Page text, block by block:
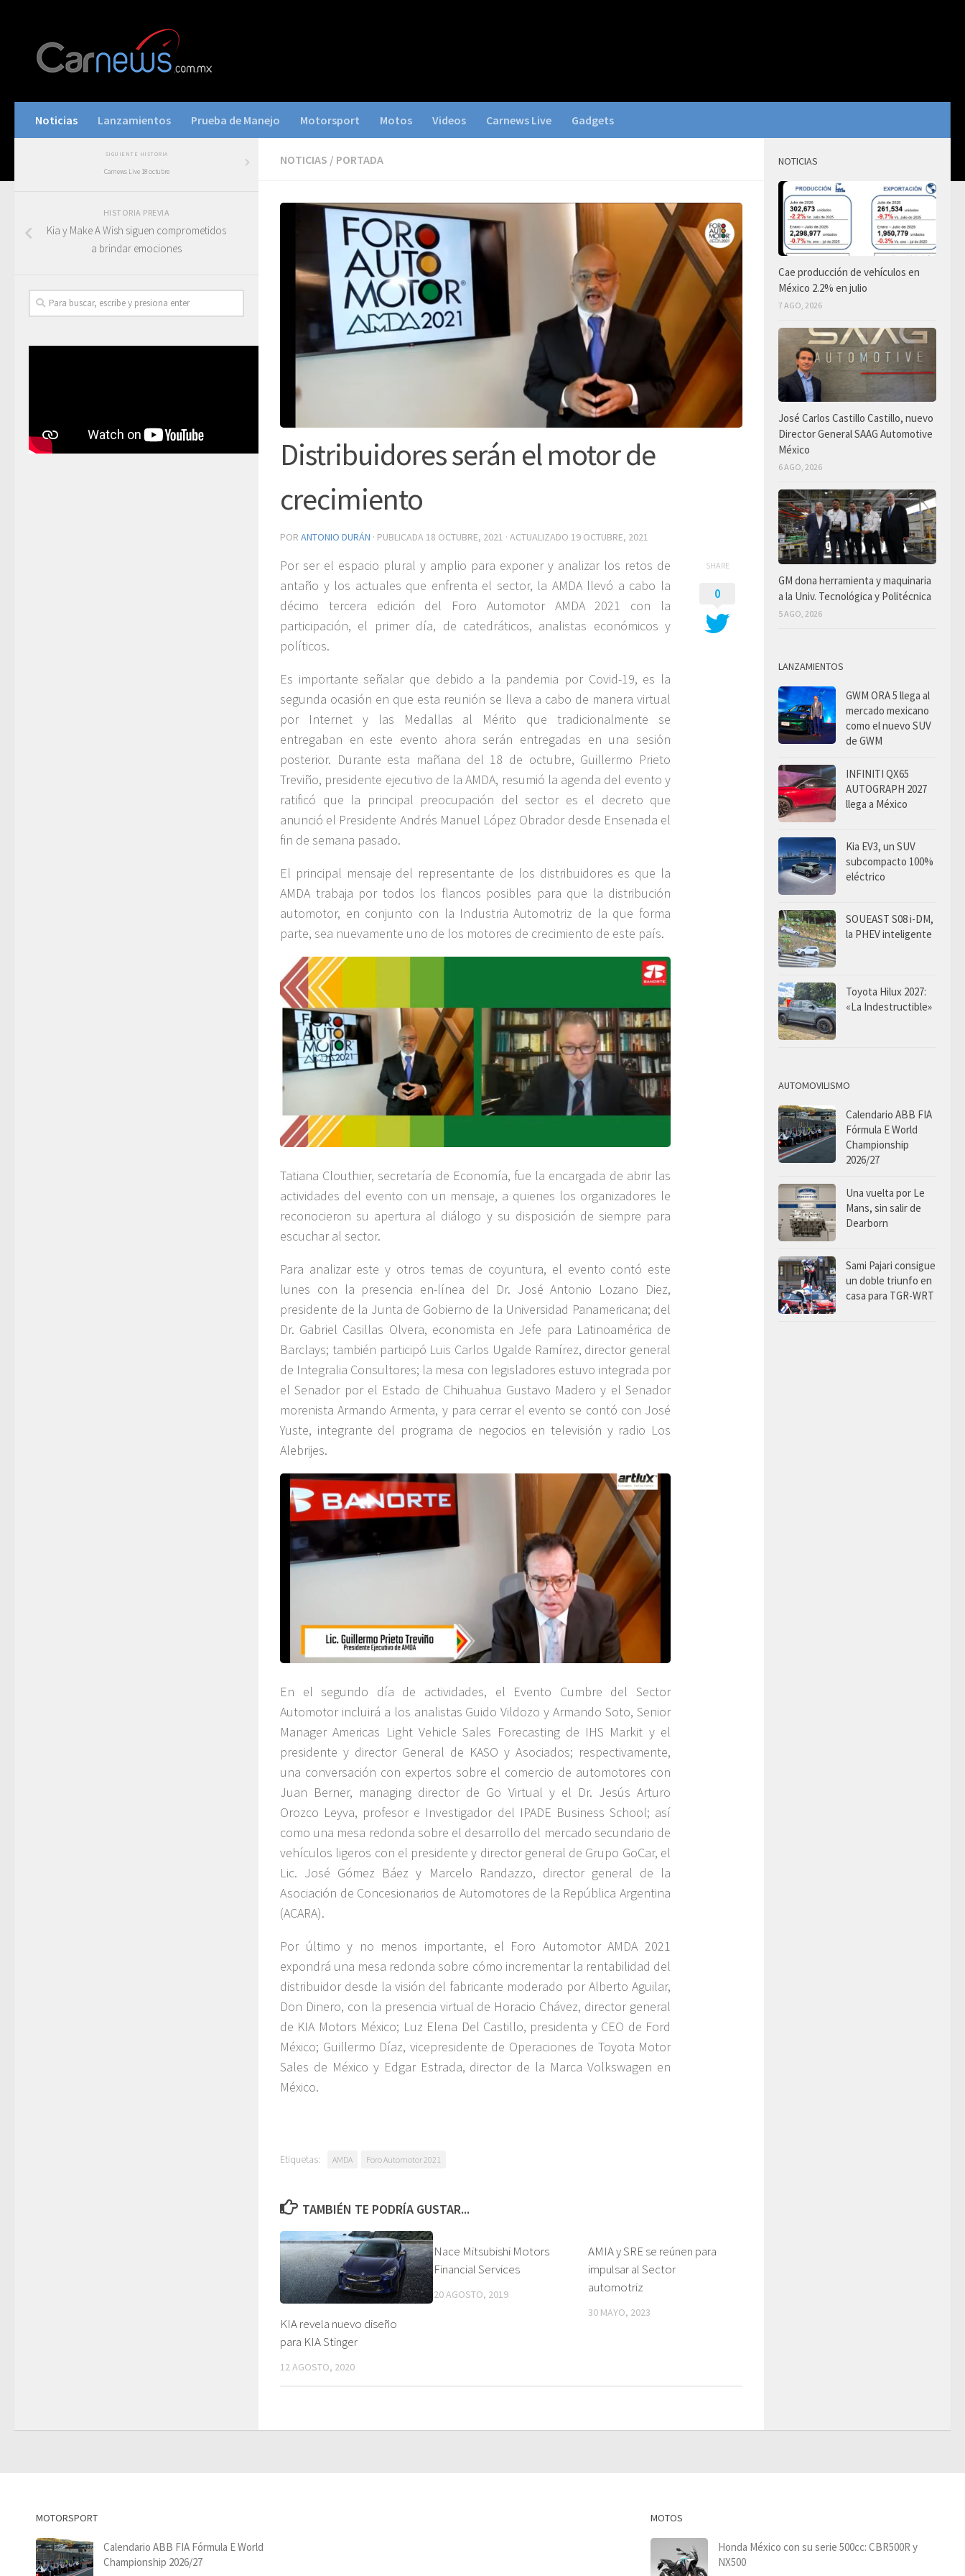
Noticias Lanzamientos Prueba de Manejo Motorsport Motos Videos Carnews Live Gadgets
NOTICIAS / PORTADA
Distribuidores serán el motor de
crecimiento
POR ANTONIO DURÁN · PUBLICADA 18 OCTUBRE, 2021 · ACTUALIZADO 19 OCTUBRE, 2021
Por ser el espacio plural y amplio para exponer y analizar los retos de
antaño y los actuales que enfrenta el sector, la AMDA llevó a cabo la
décimo tercera edición del Foro Automotor AMDA 2021 con la
participación, el primer día, de catedráticos, analistas económicos y
políticos.
Es importante señalar que debido a la pandemia por Covid-19, es la
segunda ocasión en que esta reunión se lleva a cabo de manera virtual
por Internet y las Medallas al Mérito que tradicionalmente se
entregaban en este evento ahora serán entregadas en una sesión
posterior. Durante esta mañana del 18 de octubre, Guillermo Prieto
Treviño, presidente ejecutivo de la AMDA, resumió la agenda del evento y
ratificó que la principal preocupación del sector es el decreto que
anunció el Presidente Andrés Manuel López Obrador desde Ensenada el
fin de semana pasado.
El principal mensaje del representante de los distribuidores es que la
AMDA trabaja por todos los flancos posibles para que la distribución
automotor, en conjunto con la Industria Automotriz de la que forma
parte, sea nuevamente uno de los motores de crecimiento de este país.
Tatiana Clouthier, secretaría de Economía, fue la encargada de abrir las
actividades del evento con un mensaje, a quienes los organizadores le
reconocieron su apertura al diálogo y su disposición de siempre para
escuchar al sector.
Para analizar este y otros temas de coyuntura, el evento contó este
lunes con la presencia en-línea del Dr. José Antonio Lozano Diez,
presidente de la Junta de Gobierno de la Universidad Panamericana; del
Dr. Gabriel Casillas Olvera, economista en Jefe para Latinoamérica de
Barclays; también participó Luis Carlos Ugalde Ramírez, director general
de Integralia Consultores; la mesa con legisladores estuvo integrada por
el Senador por el Estado de Chihuahua Gustavo Madero y el Senador
morenista Armando Armenta, y para cerrar el evento se contó con José
Yuste, integrante del programa de negocios en televisión y radio Los
Alebrijes.
En el segundo día de actividades, el Evento Cumbre del Sector
Automotor incluirá a los analistas Guido Vildozo y Armando Soto, Senior
Manager Americas Light Vehicle Sales Forecasting de IHS Markit y el
presidente y director General de KASO y Asociados; respectivamente,
una conversación con expertos sobre el comercio de automotores con
Juan Berner, managing director de Go Virtual y el Dr. Jesús Arturo
Orozco Leyva, profesor e Investigador del IPADE Business School; así
como una mesa redonda sobre el desarrollo del mercado secundario de
vehículos ligeros con el presidente y director general de Grupo GoCar, el
Lic. José Gómez Báez y Marcelo Randazzo, director general de la
Asociación de Concesionarios de Automotores de la República Argentina
(ACARA).
Por último y no menos importante, el Foro Automotor AMDA 2021
expondrá una mesa redonda sobre cómo incrementar la rentabilidad del
distribuidor desde la visión del fabricante moderado por Alberto Aguilar,
Don Dinero, con la presencia virtual de Horacio Chávez, director general
de KIA Motors México; Luz Elena Del Castillo, presidenta y CEO de Ford
México; Guillermo Díaz, vicepresidente de Operaciones de Toyota Motor
Sales de México y Edgar Estrada, director de la Marca Volkswagen en
México.
SHARE
0
Etiquetas: AMDA Foro Automotor 2021
TAMBIÉN TE PODRÍA GUSTAR...
KIA revela nuevo diseño
para KIA Stinger
12 AGOSTO, 2020
Nace Mitsubishi Motors
Financial Services
20 AGOSTO, 2019
AMIA y SRE se reúnen para
impulsar al Sector
automotriz
30 MAYO, 2023
SIGUIENTE HISTORIA
Carnews Live 18 octubre
HISTORIA PREVIA
Kia y Make A Wish siguen comprometidos
a brindar emociones
NOTICIAS
Cae producción de vehículos en
México 2.2% en julio
7 AGO, 2026
José Carlos Castillo Castillo, nuevo
Director General SAAG Automotive
México
6 AGO, 2026
GM dona herramienta y maquinaria
a la Univ. Tecnológica y Politécnica
5 AGO, 2026
LANZAMIENTOS
GWM ORA 5 llega al
mercado mexicano
como el nuevo SUV
de GWM
INFINITI QX65
AUTOGRAPH 2027
llega a México
Kia EV3, un SUV
subcompacto 100%
eléctrico
SOUEAST S08 i-DM,
la PHEV inteligente
Toyota Hilux 2027:
«La Indestructible»
AUTOMOVILISMO
Calendario ABB FIA
Fórmula E World
Championship
2026/27
Una vuelta por Le
Mans, sin salir de
Dearborn
Sami Pajari consigue
un doble triunfo en
casa para TGR-WRT
MOTORSPORT
Calendario ABB FIA Fórmula E World
Championship 2026/27
MOTOS
Honda México con su serie 500cc: CBR500R y
NX500